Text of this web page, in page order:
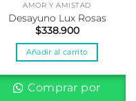
AMOR Y AMISTAD
Desayuno Lux Rosas
$338.900
Añadir al carrito
Comprar por